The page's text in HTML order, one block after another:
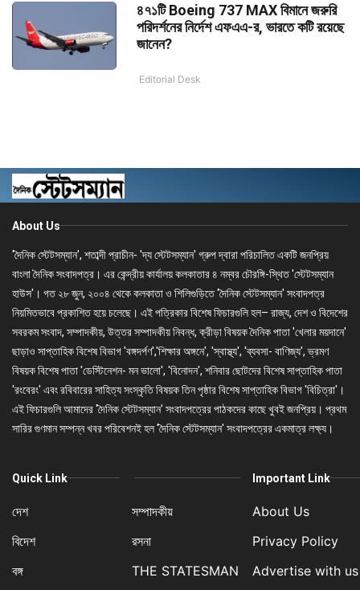
৪৭১টি Boeing 737 MAX বিমানে জরুরি
পরিদর্শনের নির্দেশ এফএএ-র, ভারতে কটি রয়েছে
জানেন?
Editorial Desk
About Us
'দৈনিক স্টেটসম্যান', শতাব্দী প্রাচীন- 'দ্য স্টেটসম্যান' গ্রুপ দ্বারা পরিচালিত একটি জনপ্রিয়
বাংলা দৈনিক সংবাদপত্র। এর কেন্দ্রীয় কার্যালয় কলকাতার ৪ নম্বর চৌরঙ্গি-স্থিত 'স্টেটসম্যান
হাউস'। গত ২৮ জুন, ২০০৪ থেকে কলকাতা ও শিলিগুড়িতে 'দৈনিক স্টেটসম্যান' সংবাদপত্র
নিয়মিতভাবে প্রকাশিত হয়ে চলেছে। এই পত্রিকার বিশেষ ফিচারগুলি হল– রাজ্য, দেশ ও বিদেশের
সবরকম সংবাদ, সম্পাদকীয়, উত্তর সম্পাদকীয় নিবন্ধ, ক্রীড়া বিষয়ক দৈনিক পাতা 'খেলার ময়দানে'
ছাড়াও সাপ্তাহিক বিশেষ বিভাগ 'বঙ্গদর্পণ','শিক্ষার অঙ্গনে', 'স্বাস্থ্য', 'ব্যবসা- বাণিজ্য', ভ্রমণ
বিষয়ক বিশেষ পাতা 'ডেস্টিনেশন- মন ভালো', 'বিনোদন', শনিবার ছোটদের বিশেষ সাপ্তাহিক পাতা
'রংবেরং' এবং রবিবারের সাহিত্য সংস্কৃতি বিষয়ক তিন পৃষ্ঠার বিশেষ সাপ্তাহিক বিভাগ 'বিচিত্রা'।
এই ফিচারগুলি আমাদের 'দৈনিক স্টেটসম্যান' সংবাদপত্রের পাঠকদের কাছে খুবই জনপ্রিয়। প্রথম
সারির গুণমান সম্পন্ন খবর পরিবেশনই হল 'দৈনিক স্টেটসম্যান' সংবাদপত্রের একমাত্র লক্ষ্য।
Quick Link
দেশ
বিদেশ
বঙ্গ
সম্পাদকীয়
রসনা
THE STATESMAN
Important Link
About Us
Privacy Policy
Advertise with us